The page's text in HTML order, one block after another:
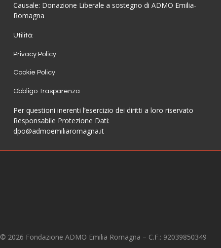
Causale: Donazione Liberale a sostegno di ADMO Emilia-
Romagna
Utilità:
Privacy Policy
Cookie Policy
Obbligo Trasparenza
Per questioni inerenti l’esercizio dei diritti a loro riservato
Responsabile Protezione Dati:
dpo@admoemiliaromagna.it
© 2026 Fondazione ADMO Emilia Romagna – C.F.: 92039850349